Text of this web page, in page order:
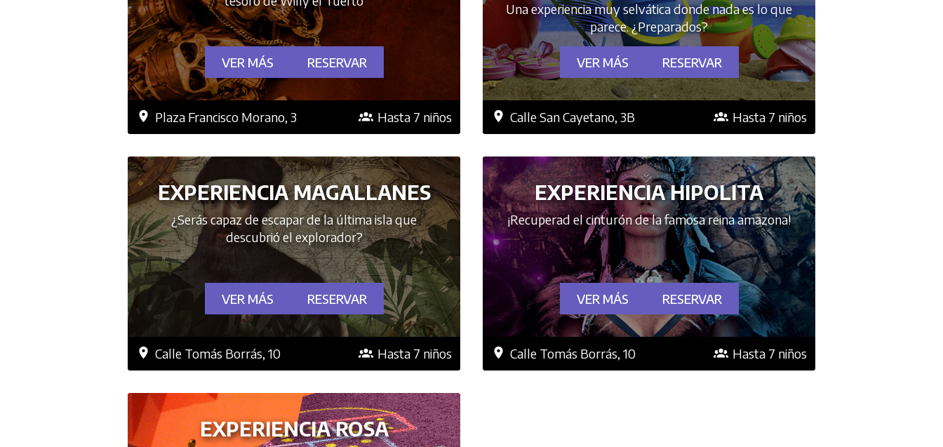
VER MÁS RESERVAR
Plaza Francisco Morano, 3 Hasta 7 niños
Una experiencia muy selvática donde nada es lo que
parece. ¿Preparados?
VER MÁS RESERVAR
Calle San Cayetano, 3B Hasta 7 niños
EXPERIENCIA MAGALLANES
¿Serás capaz de escapar de la última isla que
descubrió el explorador?
VER MÁS RESERVAR
Calle Tomás Borrás, 10 Hasta 7 niños
EXPERIENCIA HIPOLITA
¡Recuperad el cinturón de la famosa reina amazona!
VER MÁS RESERVAR
Calle Tomás Borrás, 10 Hasta 7 niños
EXPERIENCIA ROSA